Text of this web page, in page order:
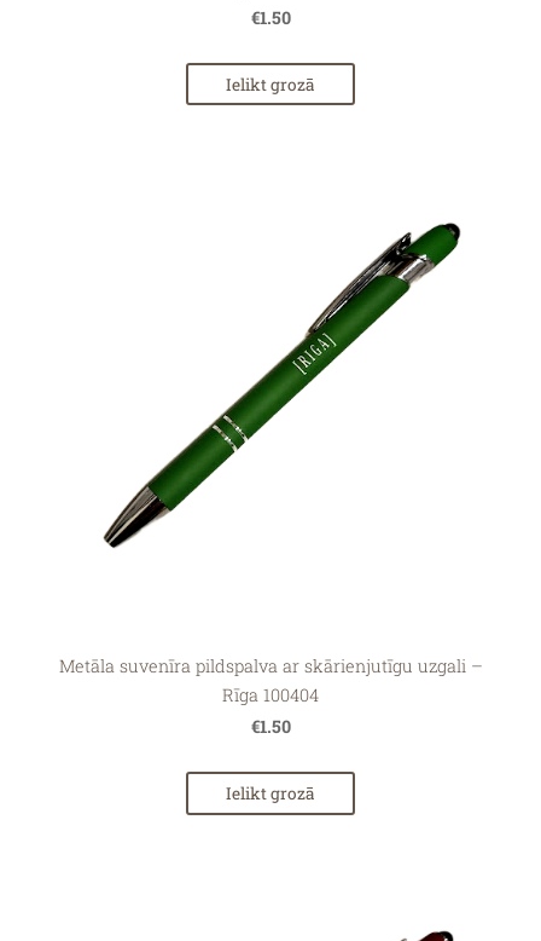
€1.50
Ielikt grozā
Metāla suvenīra pildspalva ar skārienjutīgu uzgali –
Rīga 100404
€1.50
Ielikt grozā